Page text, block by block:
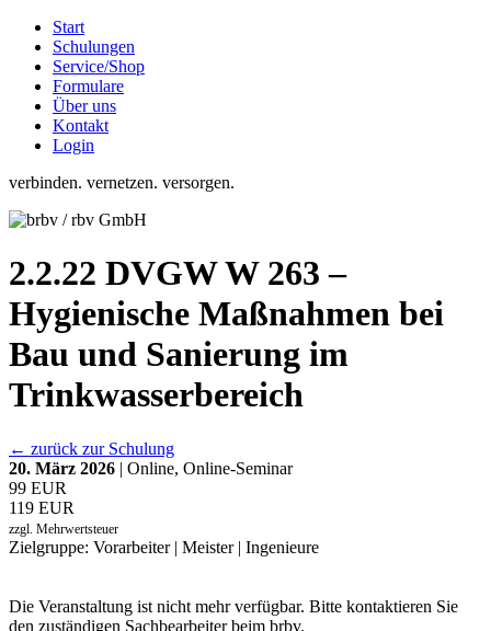
Start
Schulungen
Service/Shop
Formulare
Über uns
Kontakt
Login
verbinden. vernetzen. versorgen.
2.2.22 DVGW W 263 –
Hygienische Maßnahmen bei
Bau und Sanierung im
Trinkwasserbereich
← zurück zur Schulung
20. März 2026 | Online, Online-Seminar
99 EUR
119 EUR
zzgl. Mehrwertsteuer
Zielgruppe: Vorarbeiter | Meister | Ingenieure
Die Veranstaltung ist nicht mehr verfügbar. Bitte kontaktieren Sie
den zuständigen Sachbearbeiter beim brbv.